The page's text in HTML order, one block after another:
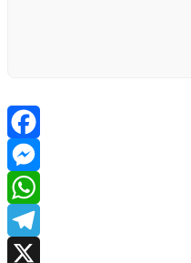
Facebook
Messenger
WhatsApp
Telegram